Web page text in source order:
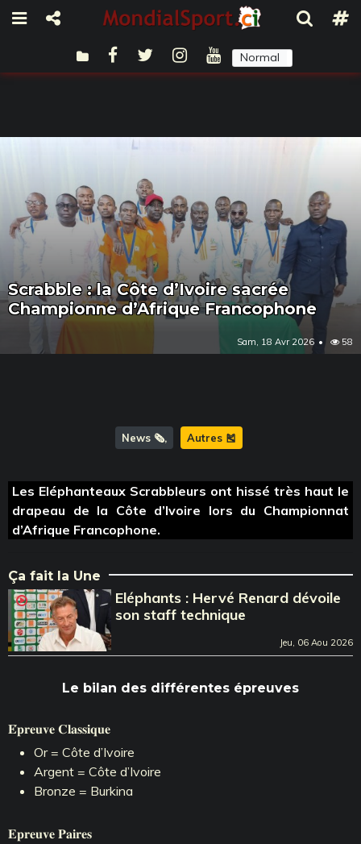
Normal
Scrabble : la Côte d’Ivoire sacrée
Championne d’Afrique Francophone
Sam, 18 Avr 2026 58
News 🗞️ Autres 🎽
Les Eléphanteaux Scrabbleurs ont hissé très haut le
drapeau de la Côte d’Ivoire lors du Championnat
d’Afrique Francophone.
Ça fait la Une
Eléphants : Hervé Renard dévoile
son staff technique
Jeu, 06 Aou 2026
Le bilan des différentes épreuves
𝐄́𝐩𝐫𝐞𝐮𝐯𝐞 𝐂𝐥𝐚𝐬𝐬𝐢𝐪𝐮𝐞
Or = Côte d’Ivoire
Argent = Côte d’Ivoire
Bronze = Burkina
𝐄𝐩𝐫𝐞𝐮𝐯𝐞 𝐏𝐚𝐢𝐫𝐞𝐬